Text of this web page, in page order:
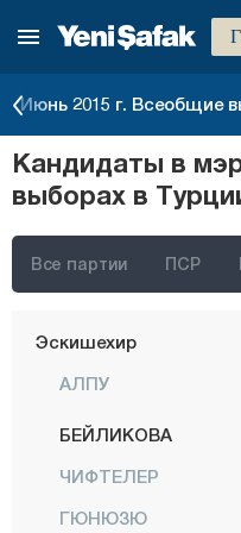
Июнь 2015 г. Всеобщие
Кандидаты в
выборах в
Все партии ПСР
Денизли
Эдирне
Элязыг
Эрзурум
Эскишехир
АЛПУ
БЕЙЛИКОВА
ЧИФТЕЛЕР
ГЮНЮЗЮ